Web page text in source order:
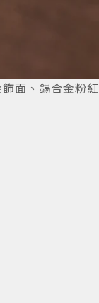
、錫合金粉紅